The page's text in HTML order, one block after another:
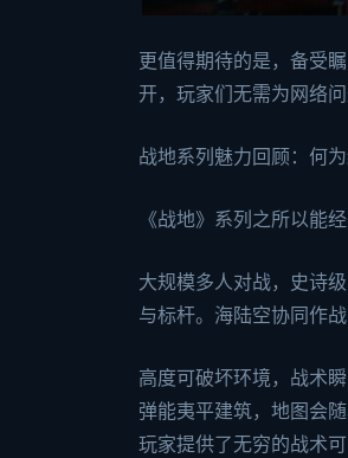
更值得期待的是，备受
开，玩家们无需为网络
战地系列魅力回顾：何为
《战地》系列之所以能
大规模多人对战，史诗
与标杆。海陆空协同作
高度可破坏环境，战术
弹能夷平建筑，地图会
玩家提供了无穷的战术